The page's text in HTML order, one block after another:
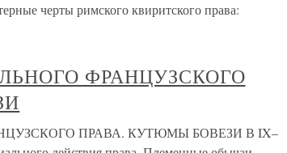
черты римского квиритского права:
ФРАНЦУЗСКОГО
ПРАВА. КУТЮМЫ БОВЕЗИ В IX–